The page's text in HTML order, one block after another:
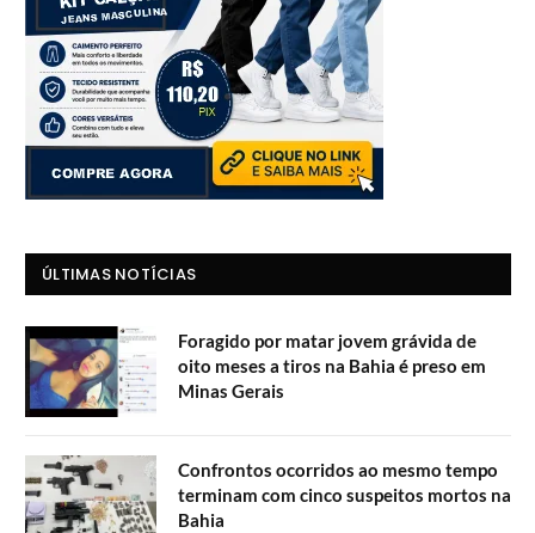
ÚLTIMAS NOTÍCIAS
Foragido por matar jovem grávida de
oito meses a tiros na Bahia é preso em
Minas Gerais
Confrontos ocorridos ao mesmo tempo
terminam com cinco suspeitos mortos na
Bahia